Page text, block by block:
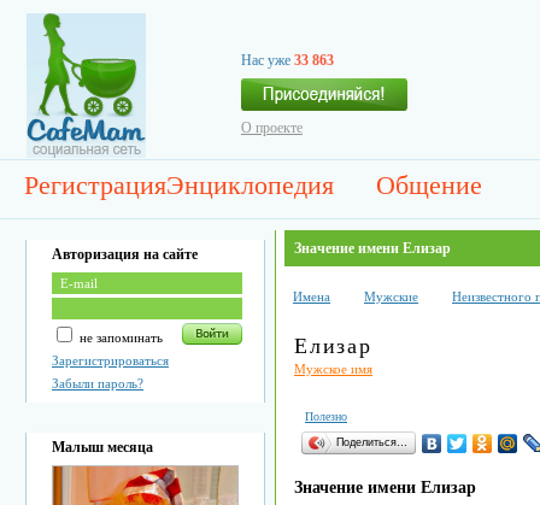
Нас уже 33 863
О проекте
РегистрацияЭнциклопедия Общение
Авторизация на сайте
не запоминать
Зарегистрироваться
Забыли пароль?
Малыш месяца
Значение имени Елизар
Имена Мужские Неизвестного
Елизар
Мужское имя
Полезно
Поделиться…
Значение имени Елизар